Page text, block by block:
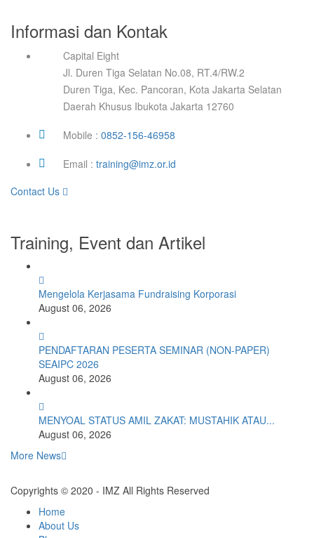
Informasi dan Kontak
Capital Eight
Jl. Duren Tiga Selatan No.08, RT.4/RW.2
Duren Tiga, Kec. Pancoran, Kota Jakarta Selatan
Daerah Khusus Ibukota Jakarta 12760
Mobile : 0852-156-46958
Email : training@imz.or.id
Contact Us
Training, Event dan Artikel
Mengelola Kerjasama Fundraising Korporasi
August 06, 2026
PENDAFTARAN PESERTA SEMINAR (NON-PAPER)
SEAIPC 2026
August 06, 2026
MENYOAL STATUS AMIL ZAKAT: MUSTAHIK ATAU...
August 06, 2026
More News
Copyrights © 2020 - IMZ All Rights Reserved
Home
About Us